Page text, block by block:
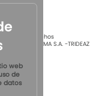
los derechos
DE ROPA INTIMA S.A. -TRIDEAZ
4
web
de
datos